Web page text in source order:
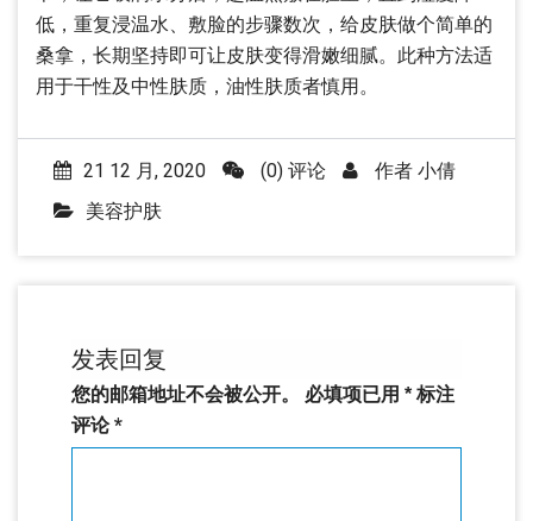
低，重复浸温水、敷脸的步骤数次，给皮肤做个简单的
桑拿，长期坚持即可让皮肤变得滑嫩细腻。此种方法适
用于干性及中性肤质，油性肤质者慎用。
21 12 月, 2020 (0) 评论 作者 小倩
美容护肤
发表回复
您的邮箱地址不会被公开。 必填项已用 * 标注
评论*